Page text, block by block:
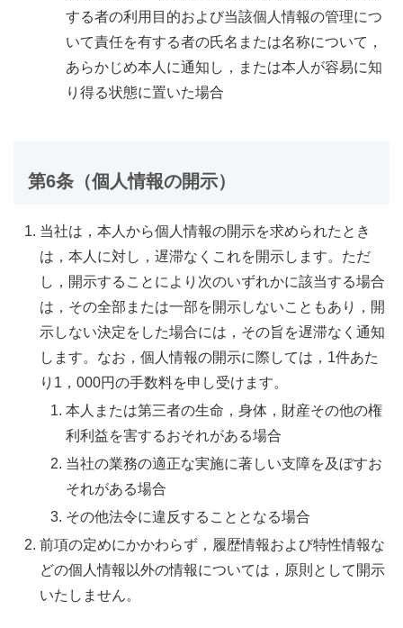
する者の利用目的および当該個人情報の管理につ
いて責任を有する者の氏名または名称について，
あらかじめ本人に通知し，または本人が容易に知
り得る状態に置いた場合
第6条（個人情報の開示）
当社は，本人から個人情報の開示を求められたとき
は，本人に対し，遅滞なくこれを開示します。ただ
し，開示することにより次のいずれかに該当する場合
は，その全部または一部を開示しないこともあり，開
示しない決定をした場合には，その旨を遅滞なく通知
します。なお，個人情報の開示に際しては，1件あた
り1，000円の手数料を申し受けます。
本人または第三者の生命，身体，財産その他の権
利利益を害するおそれがある場合
当社の業務の適正な実施に著しい支障を及ぼすお
それがある場合
その他法令に違反することとなる場合
前項の定めにかかわらず，履歴情報および特性情報な
どの個人情報以外の情報については，原則として開示
いたしません。